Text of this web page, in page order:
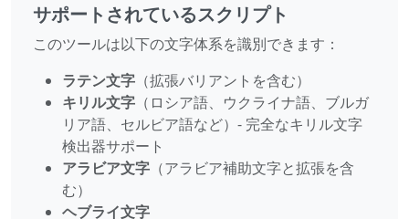
サポートされているスクリプト
このツールは以下の文字体系を識別できます：
ラテン文字 （拡張バリアントを含む）
キリル文字 （ロシア語、ウクライナ語、ブルガ
リア語、セルビア語など）- 完全なキリル文字
検出器サポート
アラビア文字 （アラビア補助文字と拡張を含
む）
ヘブライ文字